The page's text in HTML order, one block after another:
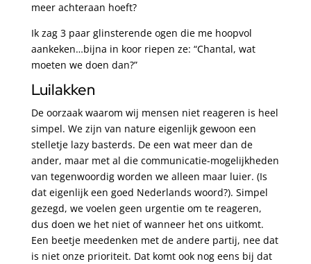
meer achteraan hoeft?
Ik zag 3 paar glinsterende ogen die me hoopvol
aankeken…bijna in koor riepen ze: “Chantal, wat
moeten we doen dan?”
Luilakken
De oorzaak waarom wij mensen niet reageren is heel
simpel. We zijn van nature eigenlijk gewoon een
stelletje lazy basterds. De een wat meer dan de
ander, maar met al die communicatie-mogelijkheden
van tegenwoordig worden we alleen maar luier. (Is
dat eigenlijk een goed Nederlands woord?). Simpel
gezegd, we voelen geen urgentie om te reageren,
dus doen we het niet of wanneer het ons uitkomt.
Een beetje meedenken met de andere partij, nee dat
is niet onze prioriteit. Dat komt ook nog eens bij dat